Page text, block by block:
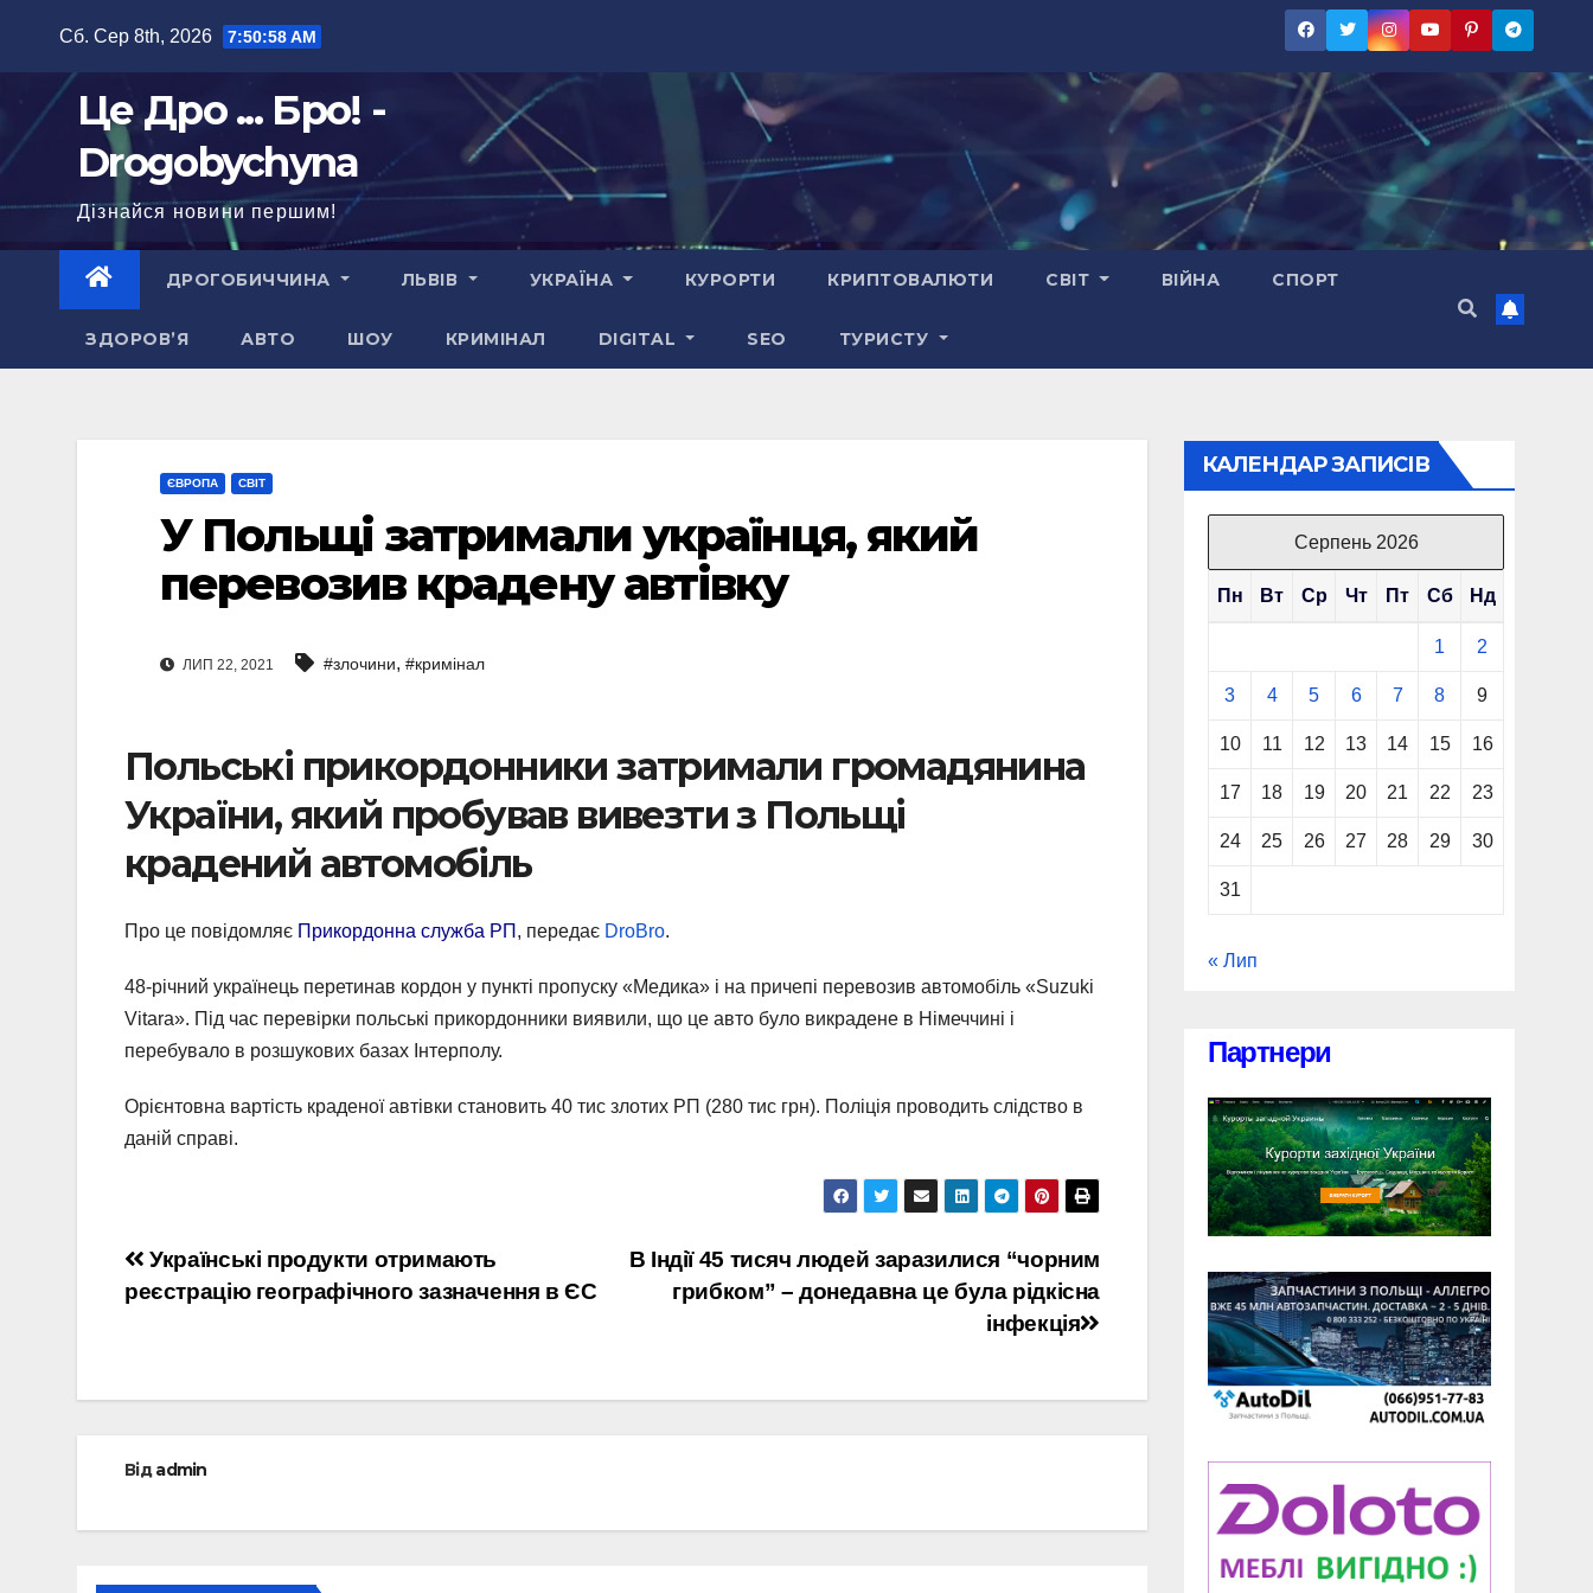
Сб. Сер 8th, 2026 7:50:59 AM
Це Дро ... Бро! -
Drogobychyna
Дізнайся новини першим!
ДРОГОБИЧЧИНА ЛЬВІВ УКРАЇНА КУРОРТИ КРИПТОВАЛЮТИ СВІТ ВІЙНА СПОРТ
ЗДОРОВ’Я АВТО ШОУ КРИМІНАЛ DIGITAL SEO ТУРИСТУ
ЄВРОПА СВІТ
У Польщі затримали українця, який
перевозив крадену автівку
ЛИП 22, 2021 #злочини, #кримінал
Польські прикордонники затримали громадянина
України, який пробував вивезти з Польщі
крадений автомобіль
Про це повідомляє Прикордонна служба РП , передає DroBro.
48-річний українець перетинав кордон у пункті пропуску «Медика» і на причепі перевозив автомобіль «Suzuki
Vitara». Під час перевірки польські прикордонники виявили, що це авто було викрадене в Німеччині і
перебувало в розшукових базах Інтерполу.
Орієнтовна вартість краденої автівки становить 40 тис злотих РП (280 тис грн). Поліція проводить слідство в
даній справі.
Навігація
записів
В Індії 45 тисяч людей заразилися “чорним
грибком” – донедавна це була рідкісна
інфекція
Українські продукти отримають
реєстрацію географічного зазначення в ЄС
Відadmin
КАЛЕНДАР ЗАПИСІВ
Серпень 2026
Пн Вт Ср Чт Пт Сб Нд
1 2
3 4 5 6 7 8 9
10 11 12 13 14 15 16
17 18 19 20 21 22 23
24 25 26 27 28 29 30
31
« Лип
Партнери